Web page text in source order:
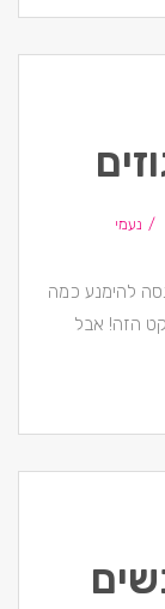
נעמי
להימנע כמה
הזה! אבל